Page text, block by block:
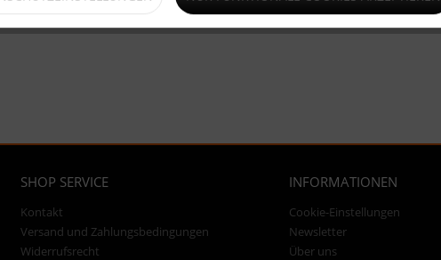
SHOP SERVICE
Kontakt
Versand und Zahlungsbedingungen
Widerrufsrecht
INFORMATIONEN
Cookie-Einstellungen
Newsletter
Über uns